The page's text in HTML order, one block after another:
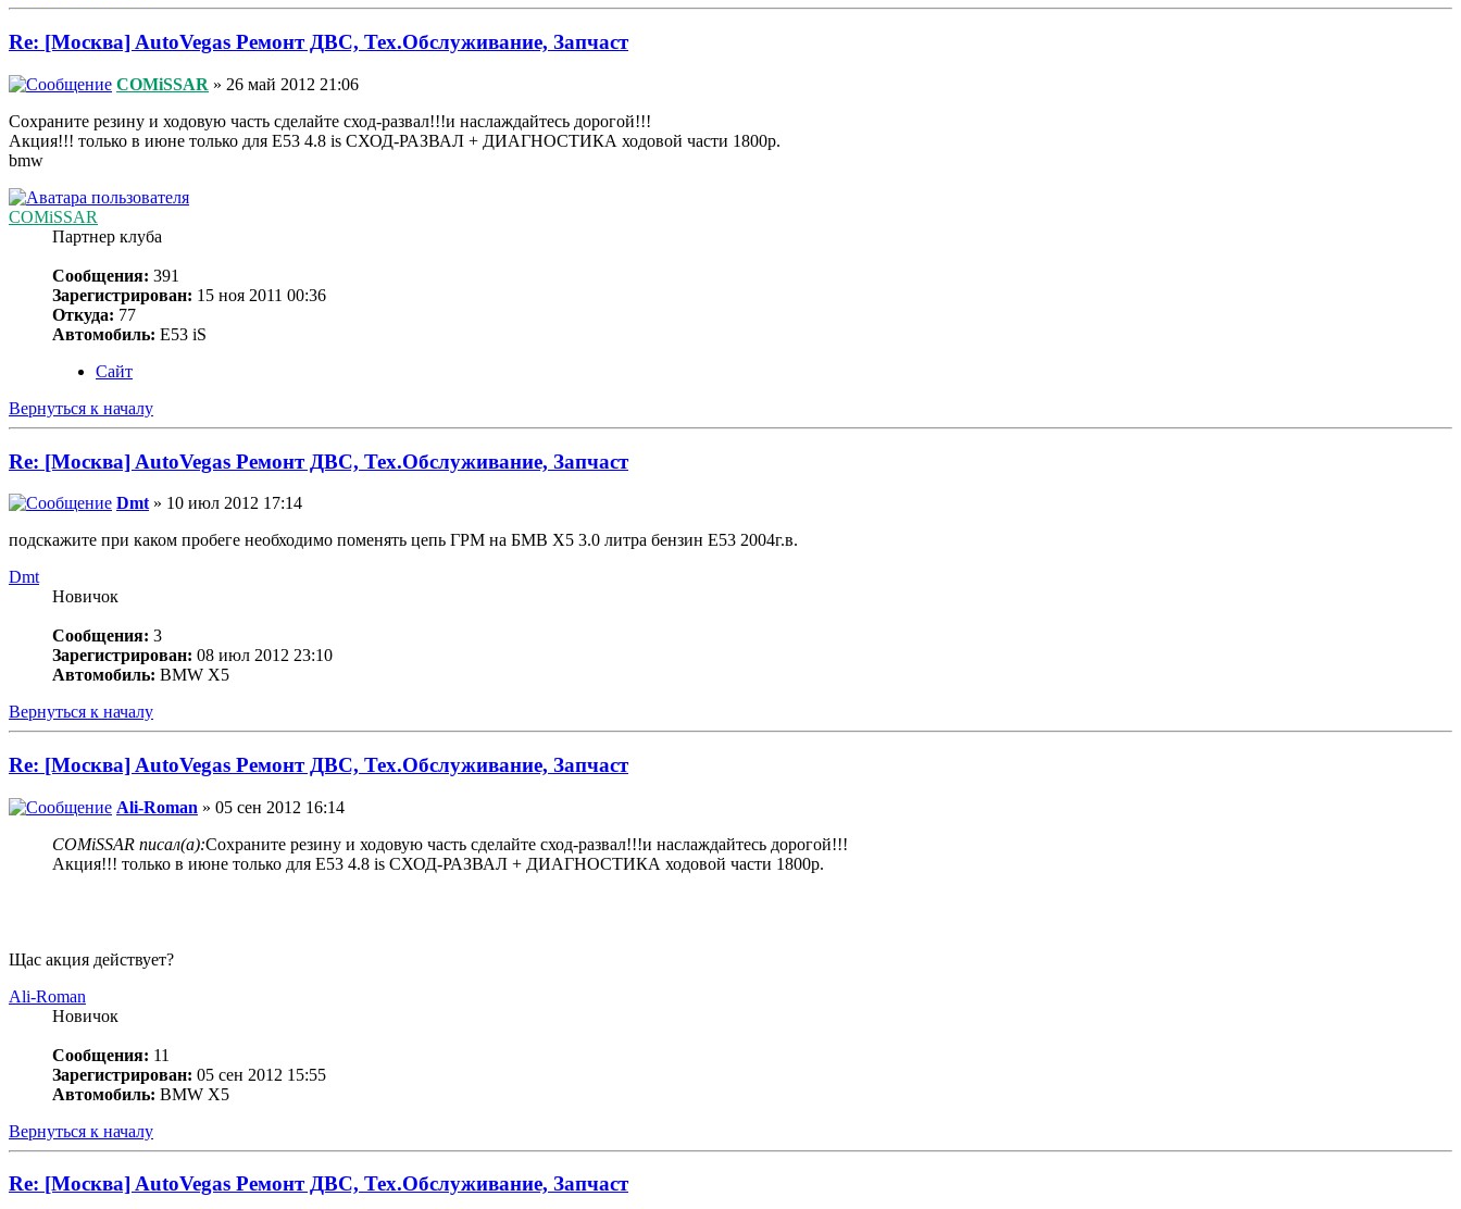
Re: [Москва] AutoVegas Ремонт ДВС, Тех.Обслуживание, Запчаст
COMiSSAR » 26 май 2012 21:06
Сохраните резину и ходовую часть сделайте сход-развал!!!и наслаждайтесь дорогой!!!
Акция!!! только в июне только для Е53 4.8 is СХОД-РАЗВАЛ + ДИАГНОСТИКА ходовой части 1800р.
bmw
COMiSSAR
Партнер клуба
Сообщения: 391
Зарегистрирован: 15 ноя 2011 00:36
Откуда: 77
Автомобиль: Е53 iS
Сайт
Вернуться к началу
Re: [Москва] AutoVegas Ремонт ДВС, Тех.Обслуживание, Запчаст
Dmt » 10 июл 2012 17:14
подскажите при каком пробеге необходимо поменять цепь ГРМ на БМВ Х5 3.0 литра бензин Е53 2004г.в.
Dmt
Новичок
Сообщения: 3
Зарегистрирован: 08 июл 2012 23:10
Автомобиль: BMW X5
Вернуться к началу
Re: [Москва] AutoVegas Ремонт ДВС, Тех.Обслуживание, Запчаст
Ali-Roman » 05 сен 2012 16:14
COMiSSAR писал(а):Сохраните резину и ходовую часть сделайте сход-развал!!!и наслаждайтесь дорогой!!!
Акция!!! только в июне только для Е53 4.8 is СХОД-РАЗВАЛ + ДИАГНОСТИКА ходовой части 1800р.
Щас акция действует?
Ali-Roman
Новичок
Сообщения: 11
Зарегистрирован: 05 сен 2012 15:55
Автомобиль: BMW X5
Вернуться к началу
Re: [Москва] AutoVegas Ремонт ДВС, Тех.Обслуживание, Запчаст